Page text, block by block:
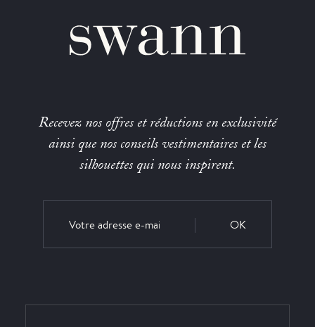
Recevez nos offres et réductions en exclusivité
ainsi que nos conseils vestimentaires et les
silhouettes qui nous inspirent.
OK